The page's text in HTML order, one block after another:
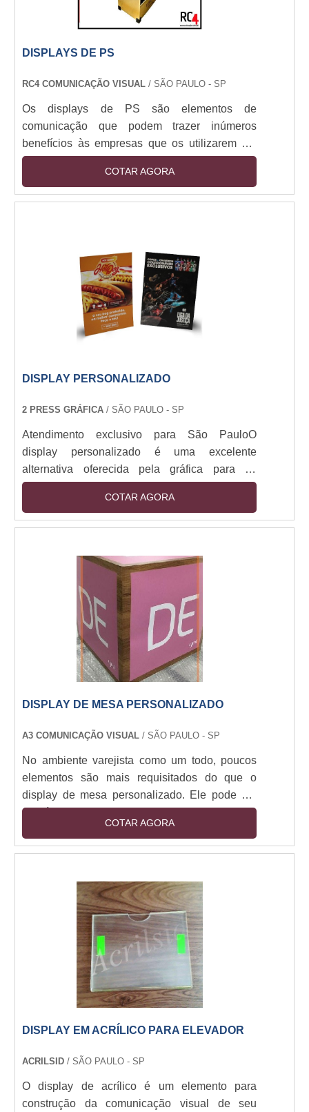
DISPLAYS DE PS
RC4 COMUNICAÇÃO VISUAL / SÃO PAULO - SP
Os displays de PS são elementos de
comunicação que podem trazer inúmeros
benefícios às empresas que os utilizarem em
seus pontos de venda. Isso porque se o display
for um produto bem-feito, de qualidade, cortado
através de máquinas de corte a laser,
fim do mês podem aumentar.As vantagens
deste display O PS, conh....
COTAR AGORA
DISPLAY PERSONALIZADO
2 PRESS GRÁFICA / SÃO PAULO - SP
Atendimento exclusivo para São PauloO
display personalizado é uma excelente
alternativa oferecida pela gráfica para os
clientes que desejam promover, divulgar
produtos e lançar novas tendências de suas
marcas através do display. Nesse serviço a
que o display irá apresentar e pode
desenvolver uma arte nova, única e moderna
ou conformar a arte com o projeto artístico do
cliente já pronto.Customizaçã....
COTAR AGORA
DISPLAY DE MESA PERSONALIZADO
A3 COMUNICAÇÃO VISUAL / SÃO PAULO - SP
No ambiente varejista como um todo, poucos
elementos são mais requisitados do que o
display de mesa personalizado. Ele pode ser
incluído em mesas de restaurantes, bares,
lanchonetes ou, se for o caso, também marcar
presença destacada em recepções de hotéis e
podem ser configuradas por PVC, ACM ou
sulfite convencional. Também é comum que as
peças sejam envoltas em uma superfície de
acrílico com o intuit....
COTAR AGORA
DISPLAY EM ACRÍLICO PARA ELEVADOR
ACRILSID / SÃO PAULO - SP
O display de acrílico é um elemento para
construção da comunicação visual de seu